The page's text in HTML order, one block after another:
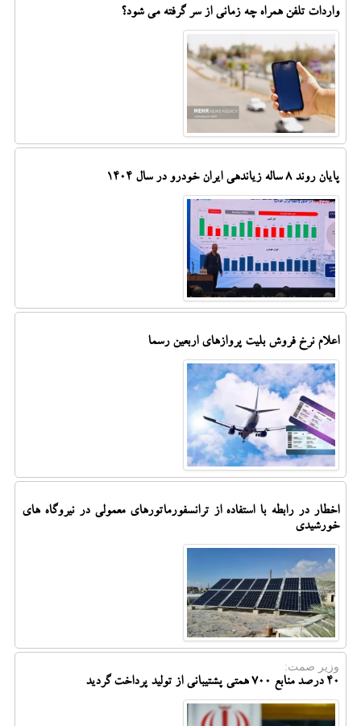
واردات تلفن همراه چه زمانی از سر گرفته می شود؟
پایان روند ۸ ساله زیاندهی ایران خودرو در سال ۱۴۰۴
اعلام نرخ فروش بلیت پروازهای اربعین رسما
اخطار در رابطه با استفاده از ترانسفورماتورهای معمولی در نیروگاه های
خورشیدی
وزیر صمت:
40 درصد منابع 700 همتی پشتیبانی از تولید پرداخت گردید